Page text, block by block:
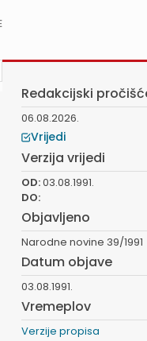
Redakcijski
06.08.2026.
Vrijedi
Verzija vrijedi
OD:03.08.1991.
DO:
Objavljeno
Narodne novine 39/1991
Datum objave
03.08.1991.
Vremeplov
Verzije propisa